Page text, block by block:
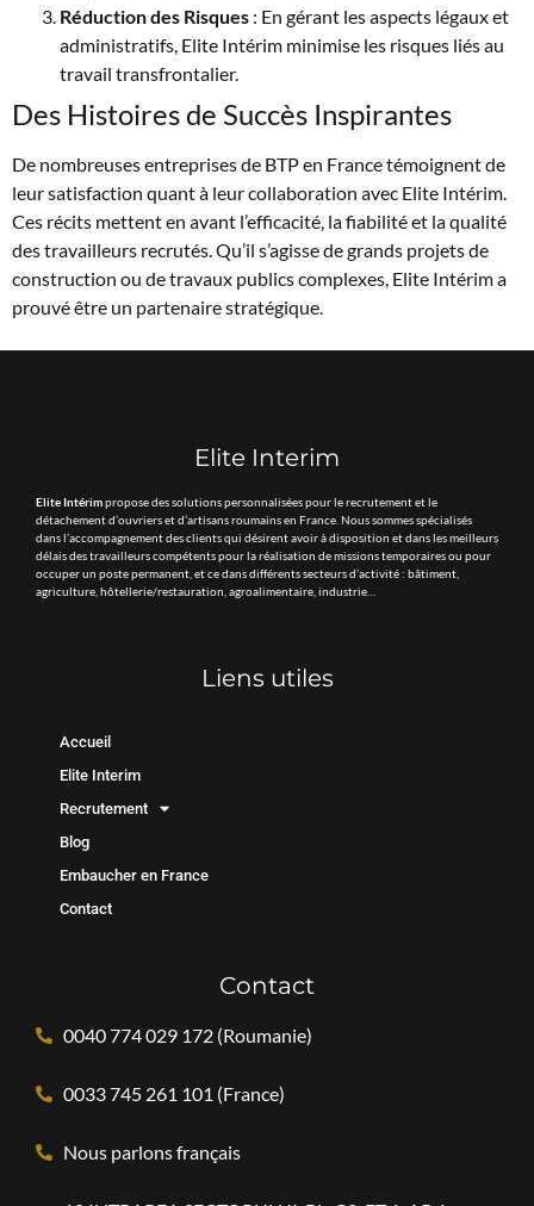
Réduction des Risques : En gérant les aspects légaux et
administratifs, Elite Intérim minimise les risques liés au
travail transfrontalier.
Des Histoires de Succès Inspirantes
De nombreuses entreprises de BTP en France témoignent de
leur satisfaction quant à leur collaboration avec Elite Intérim.
Ces récits mettent en avant l’efficacité, la fiabilité et la qualité
des travailleurs recrutés. Qu’il s’agisse de grands projets de
construction ou de travaux publics complexes, Elite Intérim a
prouvé être un partenaire stratégique.
Elite Interim
Elite Intérimpropose des solutions personnalisées pour le recrutement et le
détachement d’ouvriers et d’artisans roumains en France. Nous sommes spécialisés
dans l’accompagnement des clients qui désirent avoir à disposition et dans les meilleurs
délais des travailleurs compétents pour la réalisation de missions temporaires ou pour
occuper un poste permanent, et ce dans différents secteurs d’activité : bâtiment,
agriculture, hôtellerie/restauration, agroalimentaire, industrie…
Liens utiles
Accueil
Elite Interim
Recrutement
Blog
Embaucher en France
Contact
Contact
0040 774 029 172 (Roumanie)
0033 745 261 101 (France)
Nous parlons français